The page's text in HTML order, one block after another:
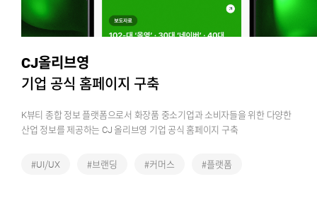
CJ올리브영
기업 공식 홈페이지 구축
K뷰티 종합 정보 플랫폼으로서 화장품 중소기업과 소비자들을 위한 다양한
산업 정보를 제공하는 CJ 올리브영 기업 공식 홈페이지 구축
#UI/UX #브랜딩 #커머스 #플랫폼